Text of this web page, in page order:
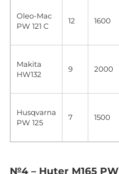
Oleo-Mac
PW 121 C
12 1600
Makita
HW132
9 2000
Husqvarna
PW 125
7 1500
№4 – Huter M165 PW